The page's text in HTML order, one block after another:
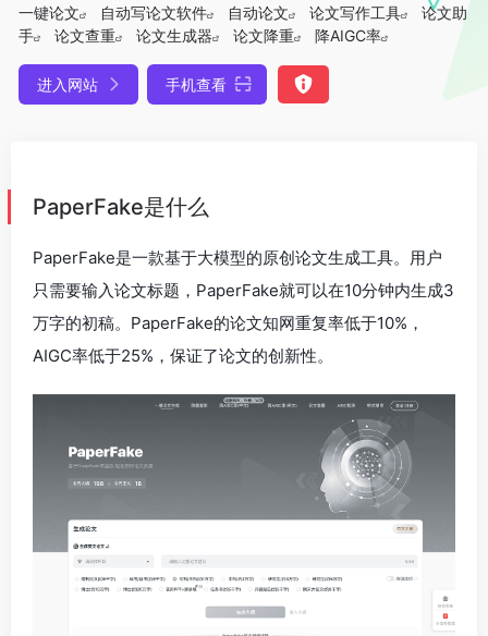
一键论文
自动写论文软件 自动论文 论文写作工具
论文助
手
论文查重 论文生成器 论文降重 降AIGC率
进入网站 手机查看
PaperFake是什么
PaperFake是一款基于大模型的原创论文生成工具。用户
只需要输入论文标题，PaperFake就可以在10分钟内生成3
万字的初稿。PaperFake的论文知网重复率低于10%，
AIGC率低于25%，保证了论文的创新性。